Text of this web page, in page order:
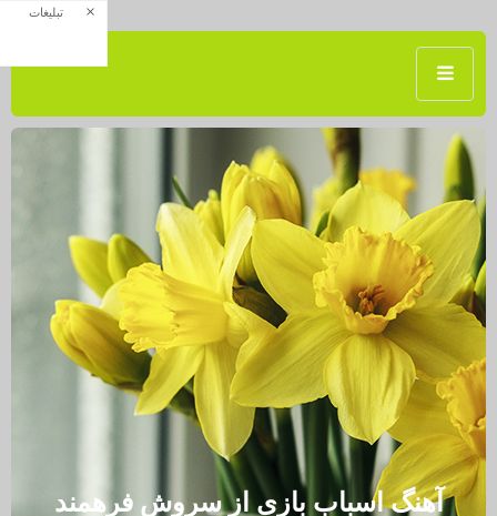
آهنگ اسباب بازی از سروش فرهمند
تبلیغات